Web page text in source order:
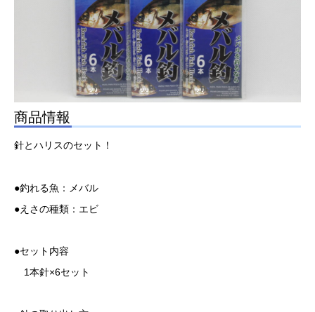
商品情報
針とハリスのセット！
●釣れる魚：メバル
●えさの種類：エビ
●セット内容
1本針×6セット